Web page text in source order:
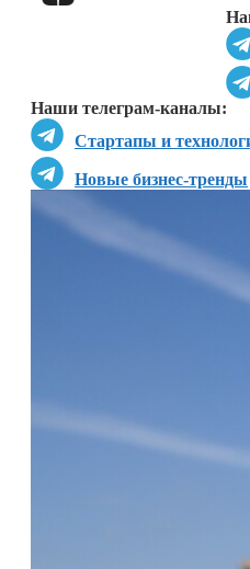
Наши телеграм-каналы:
Стартапы и
Новые бизнес-тренды